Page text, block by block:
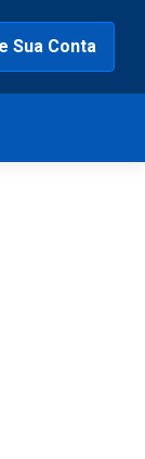
Sua Conta